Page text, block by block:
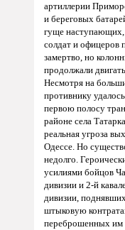
артиллерии
и береговых
гуще наступающих,
солдат и офицеров
замертво, но
продолжали
Несмотря на
противнику
первою полосу
районе села
реальная угроза
Одессе. Но
недолго.
усилиями бойцов
дивизии и 2-й
дивизии,
штыковую
переброшенных им